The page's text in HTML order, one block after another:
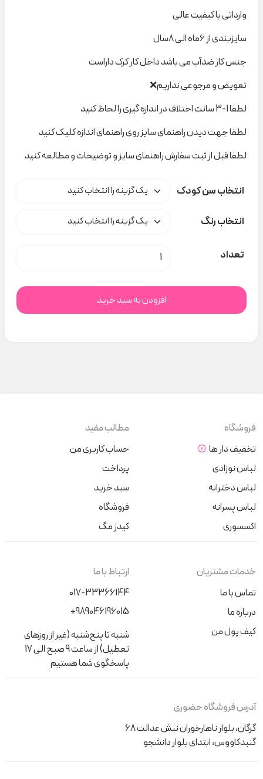
وارداتی با کیفیت عالی
سایزبندی از ۶ماه الی ۸سال
جنس کار ضدآب می باشد داخل کار کرک داراست
تعویض و مرجوعی نداریم❌
لطفا 1-3 سانت اختلاف در اندازه گیری را لحاظ کنید
لطفا جهت دیدن راهنمای سایز روی راهنمای اندازه کلیک کنید
لطفا قبل از ثبت سفارش راهنمای سایز و توضیحات و مطالعه کنید
انتخاب سن کودک
انتخاب رنگ
تعداد سرهمی تو کرک Lupilu کد A000335 عدد
افزودن به سبد خرید
فروشگاه
تخفیف دار ها
لباس نوزادی
لباس دخترانه
لباس پسرانه
اکسسوری
مطالب مفید
حساب کاربری من
پرداخت
سبد خرید
فروشگاه
کیدز مگ
خدمات مشتریان
تماس با ما
درباره ما
کیف پول من
ارتباط با ما
017-33366144
+989046196015
شنبه تا پنج‌شنبه (غیر از روزهای
تعطیل) از ساعت 9 صبح الی 17
پاسخگوی شما هستیم
آدرس فروشگاه حضوری
گرگان، بلوار ناهارخوران نبش عدالت 68
گنبدکاووس، ابتدای بلوار دانشجو